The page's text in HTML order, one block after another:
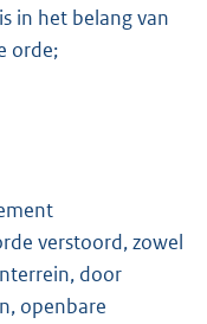
in het belang van
orde;
verstoord, zowel
door
openbare